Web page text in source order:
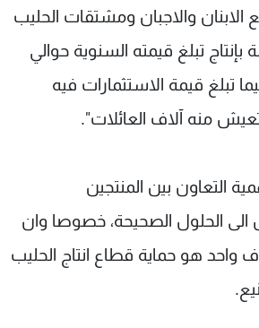
الابنان والاجبان ومشتقات الحليب
تبلغ قيمته السنوية حوالي
تبلغ قيمة الاستثمارات فيه
منه آلاف العائلات".
التعاون بين المنتجين
الحلول الصحيحة، خصوصا وان
واحد هو حماية قطاع انتاج الحليب